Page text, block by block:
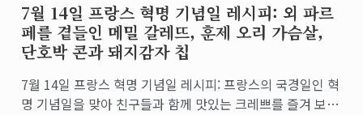
7월 14일 프랑스 혁명 기념일 레시피: 외 파르
페를 곁들인 메밀 갈레뜨, 훈제 오리 가슴살,
단호박 콘과 돼지감자 칩
7월 14일 프랑스 혁명 기념일 레시피: 프랑스의 국경일인 혁
명 기념일을 맞아 친구들과 함께 맛있는 크레쁘를 즐겨 보세